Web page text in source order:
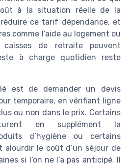
à la situation réelle de la
réduire ce tarif dépendance, et
comme l’aide au logement ou
de retraite peuvent
à charge quotidien reste
est de demander un devis
temporaire, en vérifiant ligne
ou non dans le prix. Certains
en supplément la
d’hygiène ou certains
alourdir le coût d’un séjour de
si l’on ne l’a pas anticipé. Il